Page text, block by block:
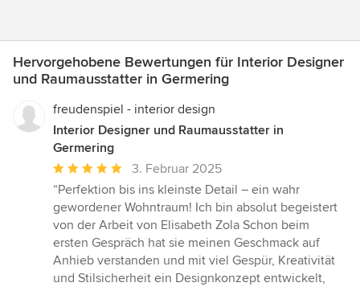
Hervorgehobene Bewertungen für Interior Designer
und Raumausstatter in Germering
freudenspiel - interior design
Interior Designer und Raumausstatter in
Germering
Durchschnittliche
Bewertung:
5
von
5
Sternen
3. Februar 2025
“Perfektion bis ins kleinste Detail – ein wahr
gewordener Wohntraum! Ich bin absolut begeistert
von der Arbeit von Elisabeth Zola Schon beim
ersten Gespräch hat sie meinen Geschmack auf
Anhieb verstanden und mit viel Gespür, Kreativität
und Stilsicherheit ein Designkonzept entwickelt,